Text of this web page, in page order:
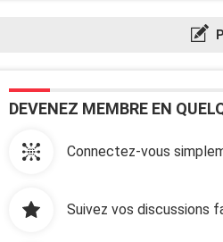
DEVENEZ MEMBRE EN
Connectez-vous
Suivez vos discussions